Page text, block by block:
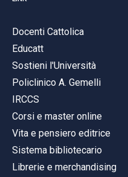
Docenti Cattolica
Educatt
Sostieni l'Università
Policlinico A. Gemelli
IRCCS
Corsi e master online
Vita e pensiero editrice
Sistema bibliotecario
Librerie e merchandising